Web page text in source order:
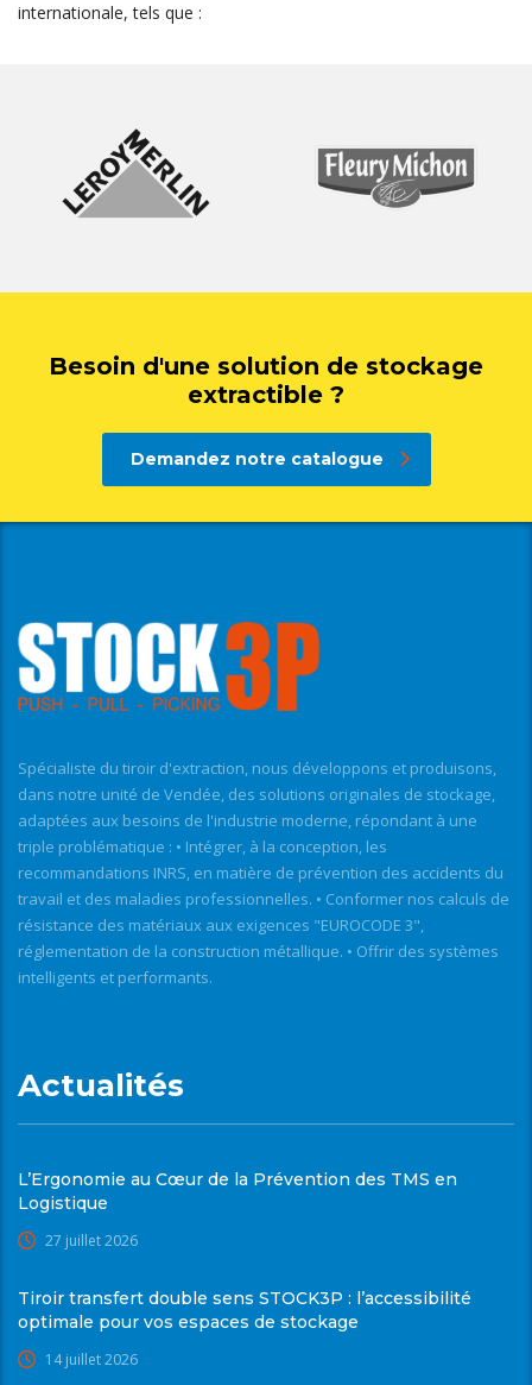
internationale, tels que :
Besoin d'une solution de stockage
extractible ?
Demandez notre catalogue
Spécialiste du tiroir d'extraction, nous développons et produisons,
dans notre unité de Vendée, des solutions originales de stockage,
adaptées aux besoins de l'industrie moderne, répondant à une
triple problématique : • Intégrer, à la conception, les
recommandations INRS, en matière de prévention des accidents du
travail et des maladies professionnelles. • Conformer nos calculs de
résistance des matériaux aux exigences "EUROCODE 3",
réglementation de la construction métallique. • Offrir des systèmes
intelligents et performants.
Actualités
L’Ergonomie au Cœur de la Prévention des TMS en
Logistique
27 juillet 2026
Tiroir transfert double sens STOCK3P : l’accessibilité
optimale pour vos espaces de stockage
14 juillet 2026